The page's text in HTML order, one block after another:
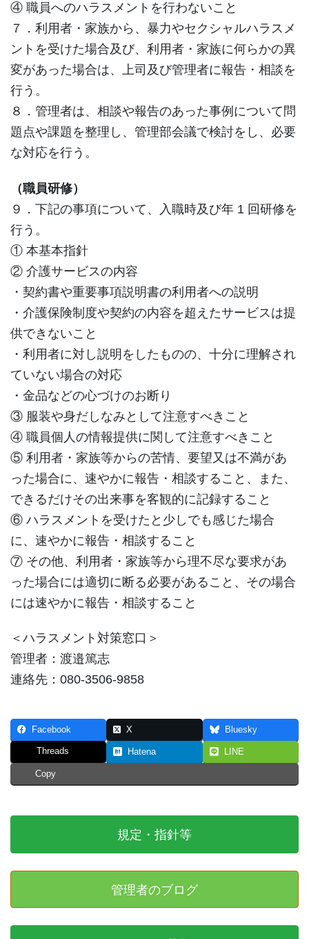
④ 職員へのハラスメントを行わないこと
７．利用者・家族から、暴力やセクシャルハラスメ
ントを受けた場合及び、利用者・家族に何らかの異
変があった場合は、上司及び管理者に報告・相談を
行う。
８．管理者は、相談や報告のあった事例について問
題点や課題を整理し、管理部会議で検討をし、必要
な対応を行う。
（職員研修）
９．下記の事項について、入職時及び年 1 回研修を
行う。
① 本基本指針
② 介護サービスの内容
・契約書や重要事項説明書の利用者への説明
・介護保険制度や契約の内容を超えたサービスは提
供できないこと
・利用者に対し説明をしたものの、十分に理解され
ていない場合の対応
・金品などの心づけのお断り
③ 服装や身だしなみとして注意すべきこと
④ 職員個人の情報提供に関して注意すべきこと
⑤ 利用者・家族等からの苦情、要望又は不満があ
った場合に、速やかに報告・相談すること、また、
できるだけその出来事を客観的に記録すること
⑥ ハラスメントを受けたと少しでも感じた場合
に、速やかに報告・相談すること
⑦ その他、利用者・家族等から理不尽な要求があ
った場合には適切に断る必要があること、その場合
には速やかに報告・相談すること
＜ハラスメント対策窓口＞
管理者：渡邉篤志
連絡先：080-3506-9858
Facebook X Bluesky
Threads Hatena LINE
Copy
規定・指針等
管理者のブログ